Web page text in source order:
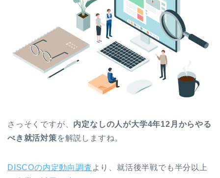
さっそくですが、 内定なしの人が大学4年12月からやる
べき就活対策を解説しますね。
DISCOの内定動向調査 より、就活後半戦でも半分以上